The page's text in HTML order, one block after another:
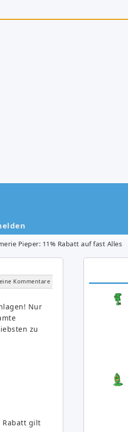
Pieper: 11% Rabatt auf fast Alles
Kommentare
Nur
zu
Rabatt gilt